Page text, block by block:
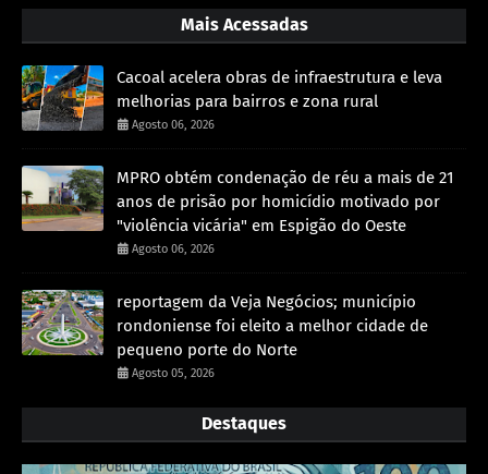
Mais Acessadas
Cacoal acelera obras de infraestrutura e leva
melhorias para bairros e zona rural
Agosto 06, 2026
MPRO obtém condenação de réu a mais de 21
anos de prisão por homicídio motivado por
"violência vicária" em Espigão do Oeste
Agosto 06, 2026
reportagem da Veja Negócios; município
rondoniense foi eleito a melhor cidade de
pequeno porte do Norte
Agosto 05, 2026
Destaques